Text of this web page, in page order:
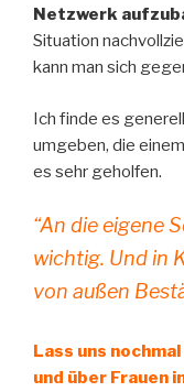
Netzwerk
Situation
kann man sich
Ich finde es
umgeben, die
es sehr geholfen.
“An die eigene
wichtig. Und in
von außen
Lass uns
und über Frauen